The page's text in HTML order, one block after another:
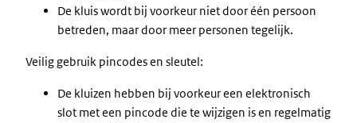
De kluis wordt bij voorkeur niet door één persoon
betreden, maar door meer personen tegelijk.
Veilig gebruik pincodes en sleutel:
De kluizen hebben bij voorkeur een elektronisch
slot met een pincode die te wijzigen is en regelmatig